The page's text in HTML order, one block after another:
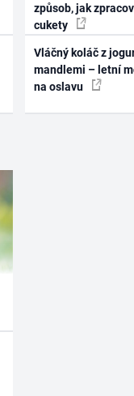
způsob, jak
cukety
Vláčný koláč z
mandlemi – letní
na oslavu